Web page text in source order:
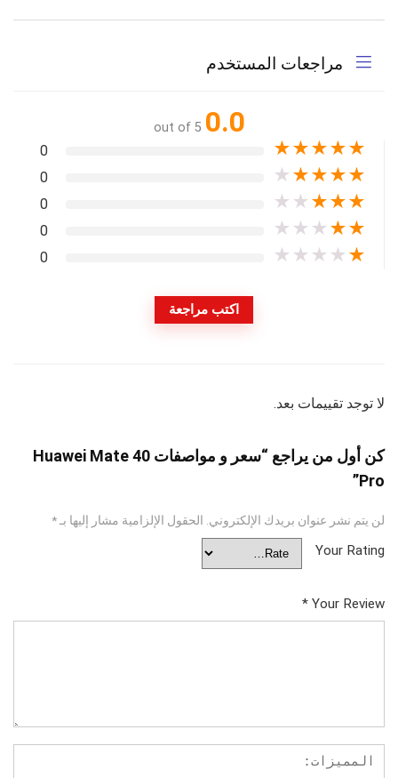
مراجعات المستخدم
0.0
out of 5
★
★
★
★
★
0
★
★
★
★
★
0
★
★
★
★
★
0
★
★
★
★
★
0
★
★
★
★
★
0
اكتب مراجعة
لا توجد تقييمات بعد.
كن أول من يراجع “سعر و مواصفات Huawei Mate 40
Pro”
لن يتم نشر عنوان بريدك الإلكتروني. الحقول الإلزامية مشار إليها بـ*
Your Rating
Your Review
*